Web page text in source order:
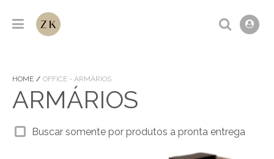
HOME OFFICE - ARMÁRIOS
ARMÁRIOS
Buscar somente por produtos a pronta entrega